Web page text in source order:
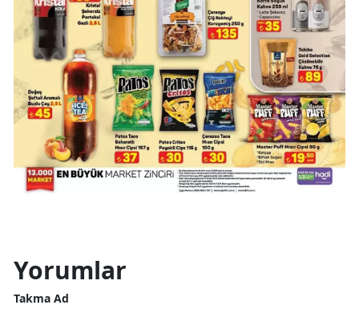
Yorumlar
Takma Ad